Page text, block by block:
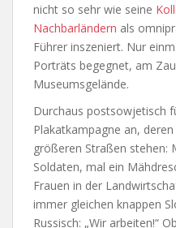
nicht so sehr wie seine
Nachbarländern als
Führer inszeniert. Nur
Porträts begegnet, am
Museumsgelände.
Durchaus postsowjetisch
Plakatkampagne an,
größeren Straßen stehen:
Soldaten, mal ein
Frauen in der
immer gleichen knappen
Russisch: „Wir arbeiten!“